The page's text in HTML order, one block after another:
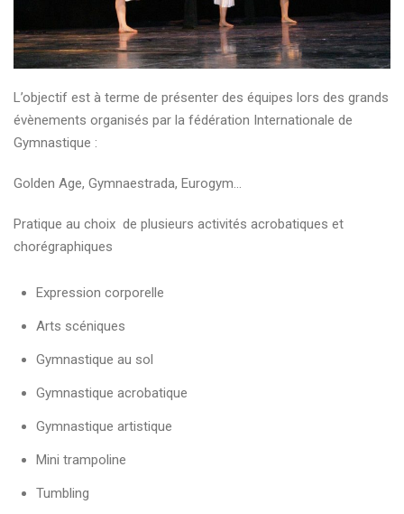
L’objectif est à terme de présenter des équipes lors des grands
évènements organisés par la fédération Internationale de
Gymnastique :
Golden Age, Gymnaestrada, Eurogym…
Pratique au choix de plusieurs activités acrobatiques et
chorégraphiques
Expression corporelle
Arts scéniques
Gymnastique au sol
Gymnastique acrobatique
Gymnastique artistique
Mini trampoline
Tumbling